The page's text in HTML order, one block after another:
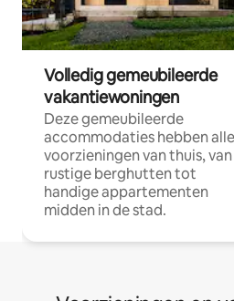
Volledig gemeubileerde
vakantiewoningen
Deze gemeubileerde
accommodaties hebben alle
voorzieningen van thuis, van
rustige berghutten tot
handige appartementen
midden in de stad.